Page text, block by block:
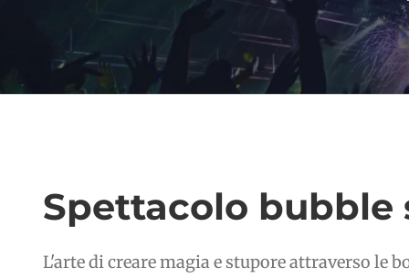
Spettacolo bubble
L'arte di creare magia e stupore attraverso le